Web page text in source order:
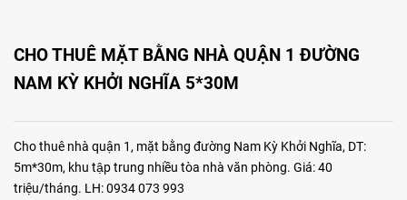
CHO THUÊ MẶT BẰNG NHÀ QUẬN 1 ĐƯỜNG
NAM KỲ KHỞI NGHĨA 5*30M
Cho thuê nhà quận 1, mặt bằng đường Nam Kỳ Khởi Nghĩa, DT:
5m*30m, khu tập trung nhiều tòa nhà văn phòng. Giá: 40
triệu/tháng. LH: 0934 073 993